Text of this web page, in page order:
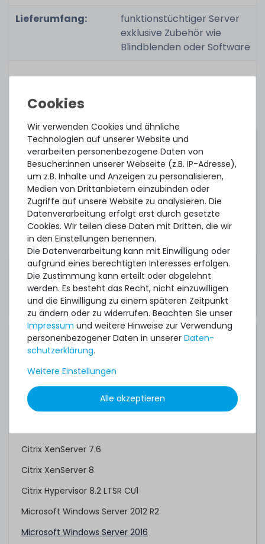
Lieferumfang:
funktionstüchtiger Server
exklusive Zubehör wie
Blindblenden oder Software
Jeder Server wird unmittelbar vor dem
Quick Specs & Dokumentationen:
Docs
Treiber & Software
Anleitungen & Handbücher
Technical Guide / Owner's Manual
Hinweis:Diese Links führen auf die
Herstellerwebseite.
Kompatible Betriebssysteme:
Canonical Ubuntu 16.04 LTS
Canonical Ubuntu 18.04 LTS
Canonical Ubuntu 20.04 LTS
Citrix XenServer 7.6
Citrix XenServer 8
Citrix Hypervisor 8.2 LTSR CU1
Microsoft Windows Server 2012 R2
Microsoft Windows Server 2016
Wir verwenden Cookies und ähnliche
Technologien auf unserer Website und
verarbeiten personenbezogene Daten von
Besucher:innen unserer Webseite (z.B. IP-Adresse),
um z.B. Inhalte und Anzeigen zu personalisieren,
Medien von Drittanbietern einzubinden oder
Zugriffe auf unsere Website zu analysieren. Die
Datenverarbeitung erfolgt erst durch gesetzte
Cookies. Wir teilen diese Daten mit Dritten, die wir
in den Einstellungen benennen.
Die Datenverarbeitung kann mit Einwilligung oder
aufgrund eines berechtigten Interesses erfolgen.
Die Zustimmung kann erteilt oder abgelehnt
werden. Es besteht das Recht, nicht einzuwilligen
und die Einwilligung zu einem späteren Zeitpunkt
zu ändern oder zu widerrufen. Beachten Sie unser
Impressum und weitere Hinweise zur Verwendung
personenbezogener Daten in unserer Daten­
schutz­erklärung.
Weitere Einstellungen
Alle akzeptieren